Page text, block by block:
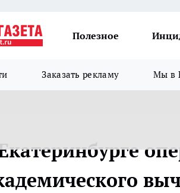
Полезное
Заказать рекламу Мы в